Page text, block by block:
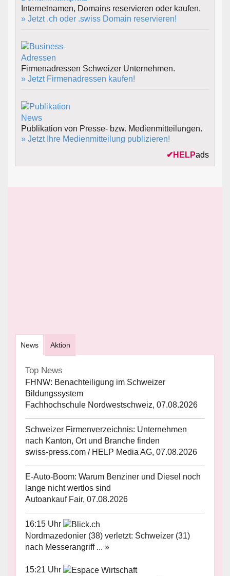
Internetnamen, Domains reservieren oder kaufen.
» Jetzt .ch oder .swiss Domain reservieren!
Firmenadressen Schweizer Unternehmen.
» Jetzt Firmenadressen kaufen!
Publikation von Presse- bzw. Medienmitteilungen.
» Jetzt Ihre Medienmitteilung publizieren!
✔ HELPads
News Aktion
Top News
FHNW: Benachteiligung im Schweizer
Bildungssystem
Fachhochschule Nordwestschweiz, 07.08.2026
Schweizer Firmenverzeichnis: Unternehmen
nach Kanton, Ort und Branche finden
swiss-press.com / HELP Media AG, 07.08.2026
E-Auto-Boom: Warum Benziner und Diesel noch
lange nicht wertlos sind
Autoankauf Fair, 07.08.2026
16:15 Uhr
Nordmazedonier (38) verletzt: Schweizer (31)
nach Messerangriff ... »
15:21 Uhr